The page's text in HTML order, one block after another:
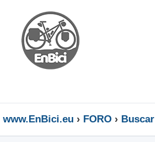
www.EnBici.eu FORO Buscar